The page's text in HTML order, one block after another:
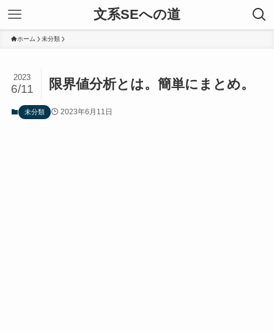
文系SEへの道
ホーム 未分類
限界値分析とは。簡単にまとめ。
2023
6/11
未分類 2023年6月11日